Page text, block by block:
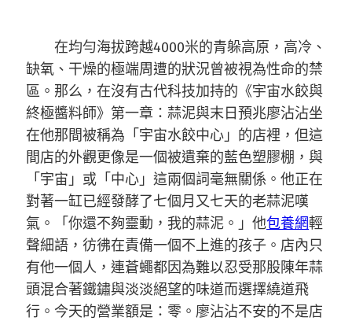
在均勻海拔跨越4000米的青躲高原，高冷、
缺氧、干燥的極端周遭的狀況曾被視為性命的禁
區。那么，在沒有古代科技加持的《宇宙水餃與
終極醬料師》第一章：蒜泥與末日預兆廖沾沾坐
在他那間被稱為「宇宙水餃中心」的店裡，但這
間店的外觀更像是一個被遺棄的藍色塑膠棚，與
「宇宙」或「中心」這兩個詞毫無關係。他正在
對著一缸已經發酵了七個月又七天的老蒜泥嘆
氣。「你還不夠靈動，我的蒜泥。」他包養網輕
聲細語，彷彿在責備一個不上進的孩子。店內只
有他一個人，連蒼蠅都因為難以忍受那股陳年蒜
頭混合著鐵鏽與淡淡絕望的味道而選擇繞道飛
行。今天的營業額是：零。廖沾沾不安的不是店